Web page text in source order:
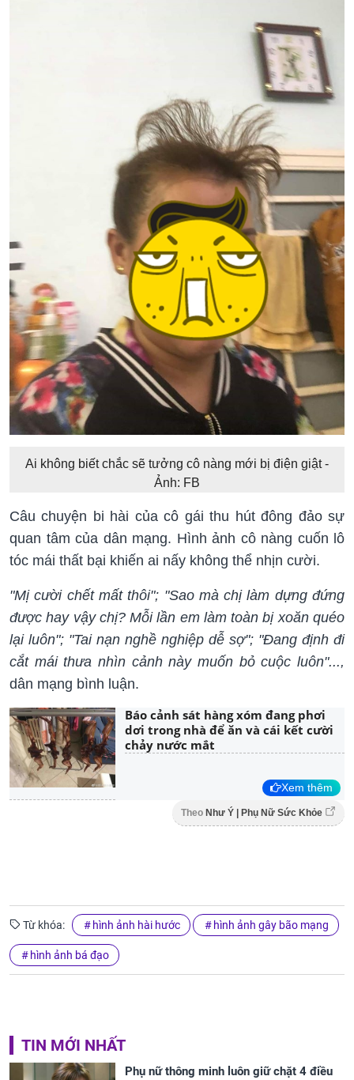
Ai không biết chắc sẽ tưởng cô nàng mới bị điện giật -
Ảnh: FB
Câu chuyện bi hài của cô gái thu hút đông đảo sự
quan tâm của dân mạng. Hình ảnh cô nàng cuốn lô
tóc mái thất bại khiến ai nấy không thể nhịn cười.
"Mị cười chết mất thôi"; "Sao mà chị làm dựng đứng
được hay vậy chị? Mỗi lần em làm toàn bị xoăn quéo
lại luôn"; "Tai nạn nghề nghiệp dễ sợ"; "Đang định đi
cắt mái thưa nhìn cảnh này muốn bỏ cuộc luôn"...,
dân mạng bình luận.
Báo cảnh sát hàng xóm đang phơi
dơi trong nhà để ăn và cái kết cười
chảy nước mắt
Xem thêm
Theo Như Ý | Phụ Nữ Sức Khỏe
Từ khóa: hình ảnh hài hước hình ảnh gây bão mạng
hình ảnh bá đạo
TIN MỚI NHẤT
Phụ nữ thông minh luôn giữ chặt 4 điều